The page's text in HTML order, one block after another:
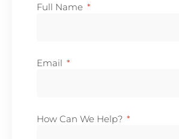
Full Name
Email
How Can We Help?